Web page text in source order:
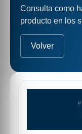
Consulta como
producto en los
Volver